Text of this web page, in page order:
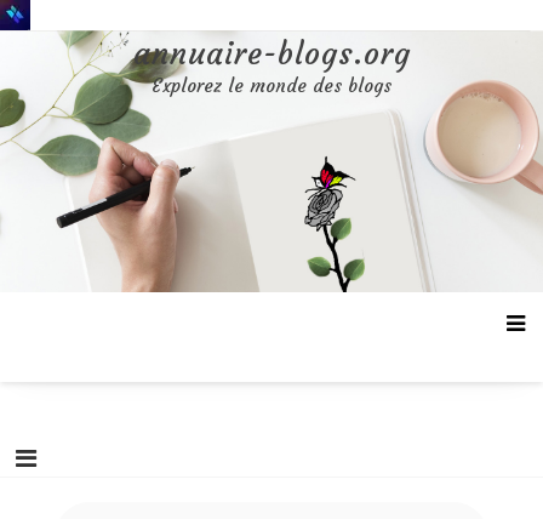
Aller
au
annuaire-blogs.org
Explorez le monde des blogs